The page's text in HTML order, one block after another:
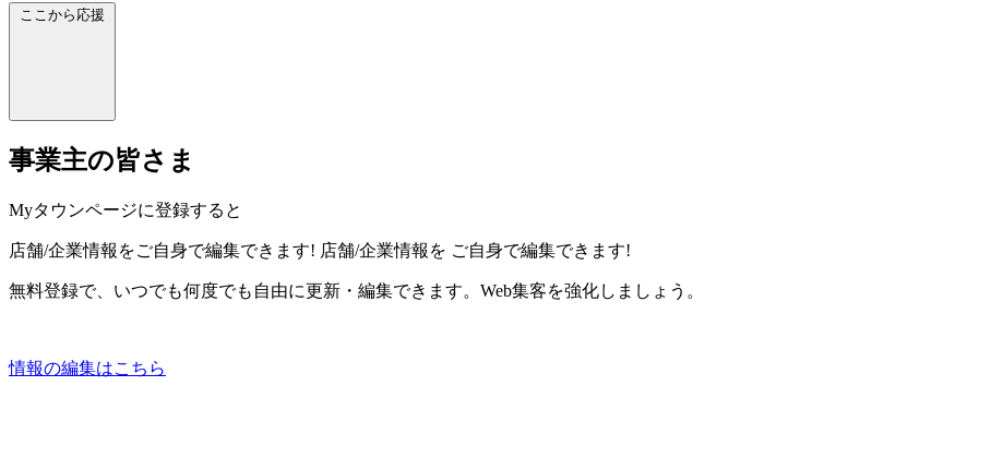
ここから応援
事業主の皆さま
Myタウンページに登録すると
店舗/企業情報をご自身で編集できます! 店舗/企業情報を ご自身で編集できます!
無料登録で、いつでも何度でも自由に更新・編集できます。Web集客を強化しましょう。
情報の編集はこちら